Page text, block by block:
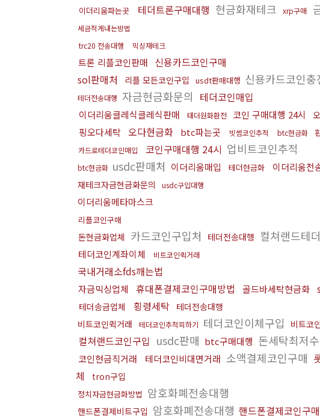
이더리움파는곳 테더트론구매대행 현금화재테크 xrp구매
세금적게내는방법
trc20 전송대행
믹싱재테크
트론 리플코인판매
신용카드코인구매
sol판매처
리플 모든코인구입 usdt판매대행 신용카드코인충
테더전송대행 자금현금화문의 테더코인매입
이더리움클레식클레식판매 태더원화환전 코인 구매대행 24시
핑오다세탁 오다현금화 btc파는곳 빗썸코인추적 btc현금화
카드로테더코인매입 코인구매대행 24시 업비트코인추적
btc현금화 usdc판매처 이더리움매입 테더현금화 이더리움전
재테크자금현금화문의 usdc구입대행
이더리움메타마스크
리플코인구매
돈현금화업체 카드코인구입처 테더전송대행 컬쳐랜드테
테더코인계좌이체 비트코인퀵거래
국내거래소fds깨는법
자금믹싱업체 휴대폰결제코인구매방법 골드바세탁현금화
테더송금업체 횡령세탁 테더전송대행
비트코인퀵거래
테더코인추척피하기 테더코인이체구입 비트코
컬쳐랜드코인구입 usdc판매 btc구매대행 돈세탁최저
코인현금직거래 테더코인비대면거래 소액결제코인구매
체
tron구입
정치자금현금화방법 암호화폐전송대행
핸드폰결제비트구입 암호화폐전송대행 핸드폰결제코인구